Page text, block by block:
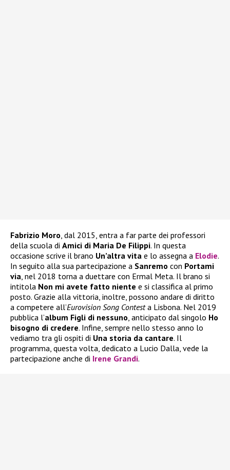
Fabrizio Moro, dal 2015, entra a far parte dei professori
della scuola di Amici di Maria De Filippi. In questa
occasione scrive il brano Un’altra vita e lo assegna a Elodie.
In seguito alla sua partecipazione a Sanremo con Portami
via, nel 2018 torna a duettare con Ermal Meta. Il brano si
intitola Non mi avete fatto niente e si classifica al primo
posto. Grazie alla vittoria, inoltre, possono andare di diritto
a competere all’Eurovision Song Contesta Lisbona. Nel 2019
pubblica l’album Figli di nessuno, anticipato dal singolo Ho
bisogno di credere. Infine, sempre nello stesso anno lo
vediamo tra gli ospiti di Una storia da cantare. Il
programma, questa volta, dedicato a Lucio Dalla, vede la
partecipazione anche di Irene Grandi.